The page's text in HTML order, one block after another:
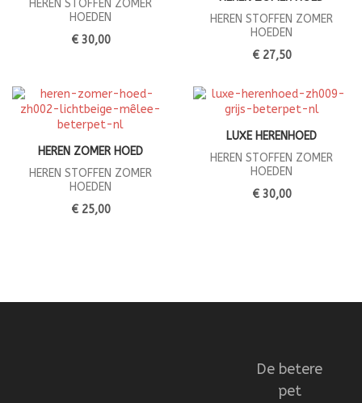
HEREN STOFFEN ZOMER
HOEDEN
€ 30,00
HEREN STOFFEN ZOMER
HOEDEN
€ 27,50
HEREN ZOMER HOED
HEREN STOFFEN ZOMER
HOEDEN
€ 25,00
LUXE HERENHOED
HEREN STOFFEN ZOMER
HOEDEN
€ 30,00
De betere
pet